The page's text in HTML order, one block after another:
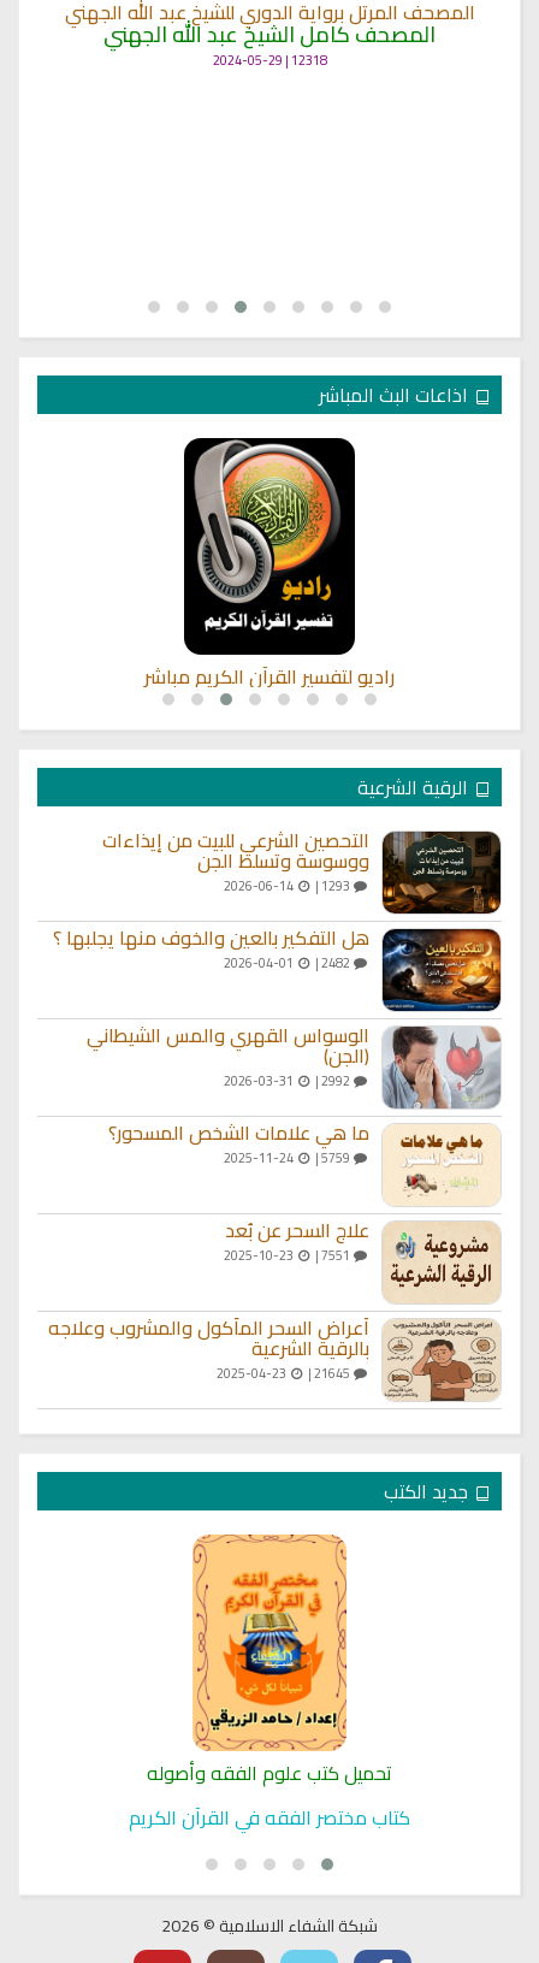
المصحف المرتل برواية الدوري للشيخ عبد الله الجهني
المصحف كامل الشيخ عبد الله الجهني
12318 | 2024-05-29
اذاعات البث المباشر
راديو لتفسير القرآن الكريم مباشر
الرقية الشرعية
التحصين الشرعي للبيت من إيذاءات
ووسوسة وتسلط الجن
2026-06-14
هل التفكير بالعين والخوف منها يجلبها ؟
الوسواس القهري والمس الشيطاني
(الجن)
ما هي علامات الشخص المسحور؟
2025-11-24
علاج السحر عن بُعد
أعراض السحر المأكول والمشروب وعلاجه
بالرقية الشرعية
جديد الكتب
تحميل كتب علوم الفقه وأصوله
كتاب مختصر الفقه في القرآن الكريم
شبكة الشفاء الاسلامية © 2026